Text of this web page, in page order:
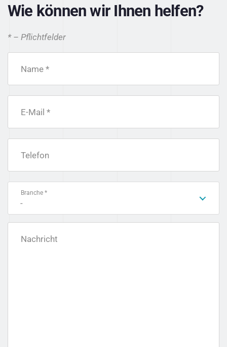
Wie können wir Ihnen helfen?
* – Pflichtfelder
Name *
E-Mail *
Telefon
Branche *
-
Nachricht